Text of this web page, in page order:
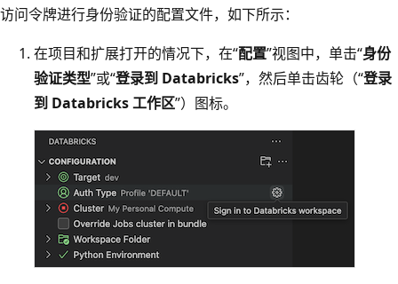
访问令牌进行身份验证的配置文件，如下所示：
在项目和扩展打开的情况下，在“配置”视图中，单击“身份
验证类型”或“登录到 Databricks”，然后单击齿轮（“登录
到 Databricks 工作区”）图标。